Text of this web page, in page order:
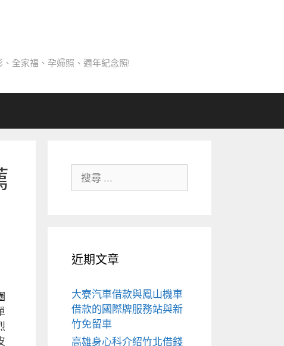
全家福、孕婦照、週年紀念照!
近期文章
大寮汽車借款與鳳山機車
借款的國際牌服務站與新
竹免留車
高雄身心科介紹竹北借錢